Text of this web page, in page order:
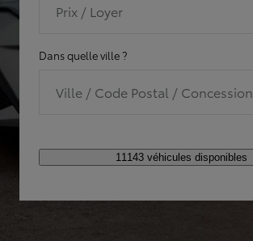
Prix / Loyer
Dans quelle ville ?
Ville / Code Postal / Concession
11143 véhicules disponibles